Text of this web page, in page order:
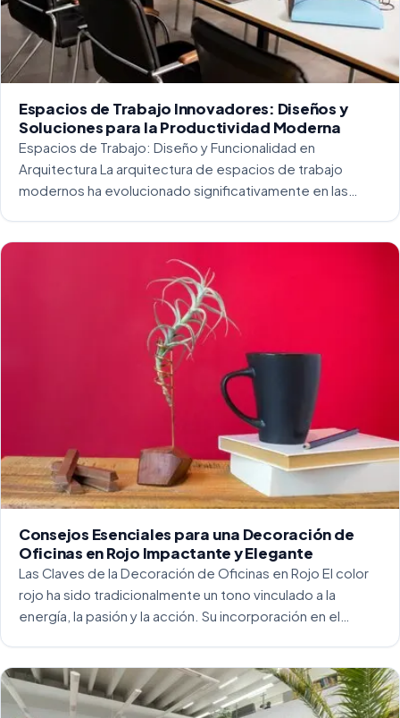
Espacios de Trabajo Innovadores: Diseños y
Soluciones para la Productividad Moderna
Espacios de Trabajo: Diseño y Funcionalidad en
Arquitectura La arquitectura de espacios de trabajo
modernos ha evolucionado significativamente en las
Consejos Esenciales para una Decoración de
Oficinas en Rojo Impactante y Elegante
Las Claves de la Decoración de Oficinas en Rojo El color
rojo ha sido tradicionalmente un tono vinculado a la
energía, la pasión y la acción. Su incorporación en el